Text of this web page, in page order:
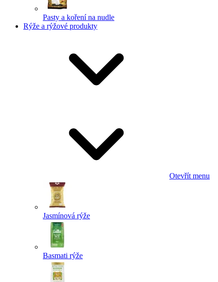
Pasty a koření na nudle
Rýže a rýžové produkty
Otevřít menu
Jasmínová rýže
Basmati rýže